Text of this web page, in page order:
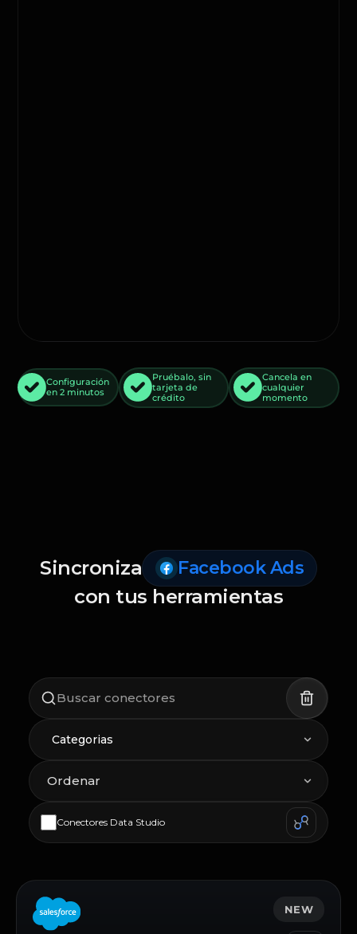
Configuración
en 2 minutos
Pruébalo, sin
tarjeta de
crédito
Cancela en
cualquier
momento
Sincroniza Facebook Ads
con tus herramientas
Categorias
Conectores Data Studio
NEW